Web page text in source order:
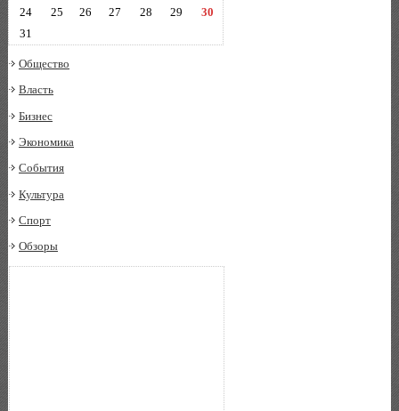
24 25 26 27 28 29
30
31
Общество
Власть
Бизнес
Экономика
События
Культура
Спорт
Обзоры